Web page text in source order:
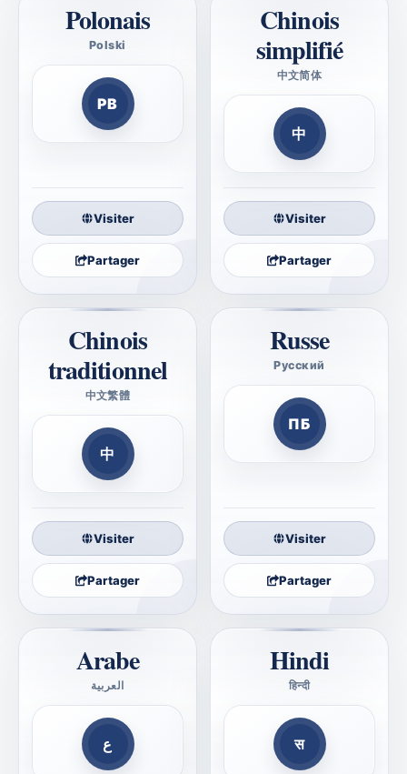
Polonais
Polski
Poprawna Biblia
PB
Visiter
Partager
Chinois
simplifié
中文简体
圣经正解
中
Visiter
Partager
Chinois
traditionnel
中文繁體
聖經正解
中
Visiter
Partager
Russe
Русский
Правильная Библия
ПБ
Visiter
Partager
Arabe
العربية
الكتاب المقدس الصحيح
ع
Hindi
हिन्दी
सही बाइबल
स